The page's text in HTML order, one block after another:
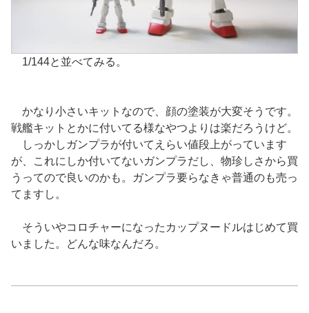
1/144と並べてみる。
かなり小さいキットなので、顔の塗装が大変そうです。
戦艦キットとかに付いてる様なやつよりは楽だろうけど。
しっかしガンプラが付いてえらい値段上がっています
が、これにしか付いてないガンプラだし、物珍しさから買
うってので良いのかも。ガンプラ要らなきゃ普通のも売っ
てますし。
そういやコロチャーになったカップヌードルはじめて買
いました。どんな味なんだろ。